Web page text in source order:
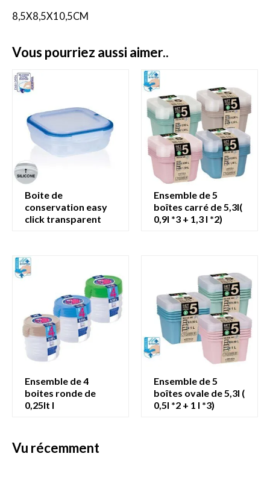
8,5X8,5X10,5CM
vous pourriez aussi aimer..
boite de
conservation easy
click transparent
ensemble de 5
boîtes carré de 5,3l(
0,9l *3 + 1,3 l *2)
ensemble de 4
boites ronde de
0,25lt l
ensemble de 5
boîtes ovale de 5,3l (
0,5l *2 + 1 l *3)
vu récemment